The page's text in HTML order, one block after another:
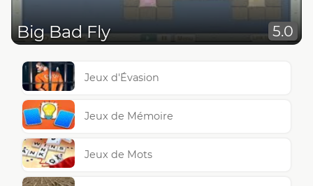
Big Bad Fly 5.0
Jeux d'Évasion
Jeux de Mémoire
Jeux de Mots